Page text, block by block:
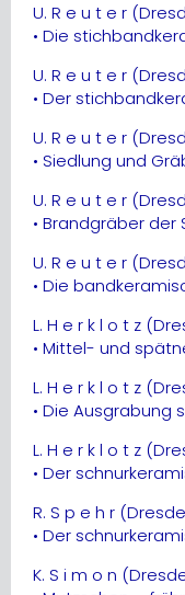
U. R e u t e r
• Die
U. R e u t e r
• Der
U. R e u t e r
• Siedlung und
U. R e u t e r
• Brandgräber der
U. R e u t e r
• Die
L. H e r k l o t z
• Mittel- und
L. H e r k l o t z
• Die Ausgrabung
L. H e r k l o t z
• Der
R. S p e h r
• Der
K. S i m o n